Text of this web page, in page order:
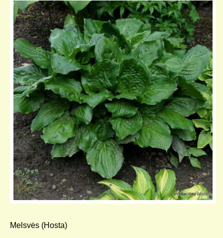
Melsvės (Hosta)